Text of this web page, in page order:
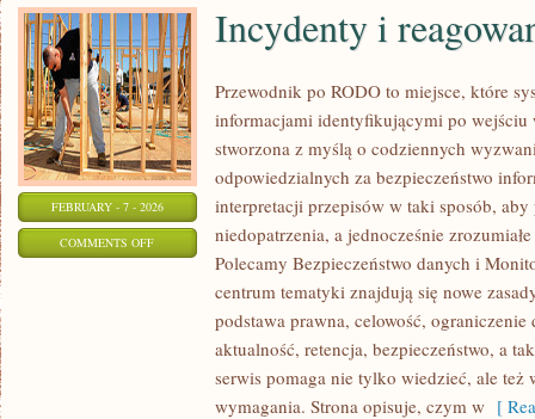
FEBRUARY - 7 - 2026
COMMENTS OFFON
INCYDENTY
REAGOWANIE
Incydenty i
Przewodnik po RODO to miejsce, które
informacjami identyfikującymi po wejściu
stworzona z myślą o codziennych
odpowiedzialnych za bezpieczeństwo
interpretacji przepisów w taki sposób,
niedopatrzenia, a jednocześnie
Polecamy Bezpieczeństwo danych i
centrum tematyki znajdują się nowe
podstawa prawna, celowość,
aktualność, retencja, bezpieczeństwo, a
serwis pomaga nie tylko wiedzieć, ale
wymagania. Strona opisuje, czym w [